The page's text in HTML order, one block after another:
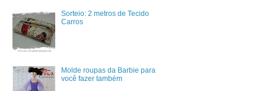
Sorteio: 2 metros de Tecido
Carros
Molde roupas da Barbie para
você fazer também